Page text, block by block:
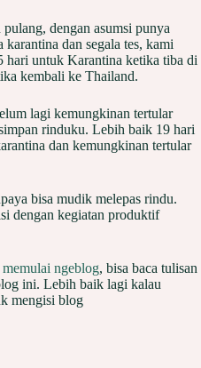
dengan asumsi punya
dan segala tes, kami
hari untuk Karantina ketika tiba di
kembali ke Thailand.
lagi kemungkinan tertular
rinduku. Lebih baik 19 hari
dan kemungkinan tertular
bisa mudik melepas rindu.
dengan kegiatan produktif
memulai ngeblog, bisa baca tulisan
ini. Lebih baik lagi kalau
mengisi blog